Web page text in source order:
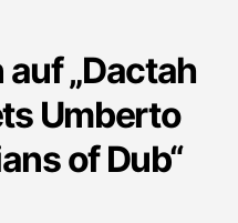
„Dactah
Umberto
of Dub“